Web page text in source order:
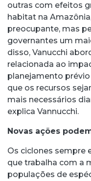
outras com efeitos
habitat na
preocupante, mas
governantes um
disso, Vanucchi
relacionada ao
planejamento
que os recursos
mais necessários
explica Vannucchi.
Novas ações
Os ciclones sempre
que trabalha com a
populações de